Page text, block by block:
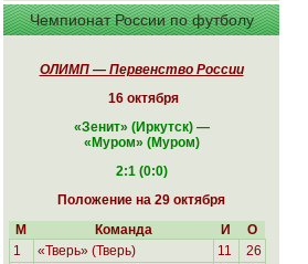
Чемпионат России по футболу
ОЛИМП — Первенство России
16 октября
«Зенит» (Иркутск) —
«Муром» (Муром)
2:1 (0:0)
Положение на 29 октября
М
Команда И
О
1
«Тверь» (Тверь) 11
26